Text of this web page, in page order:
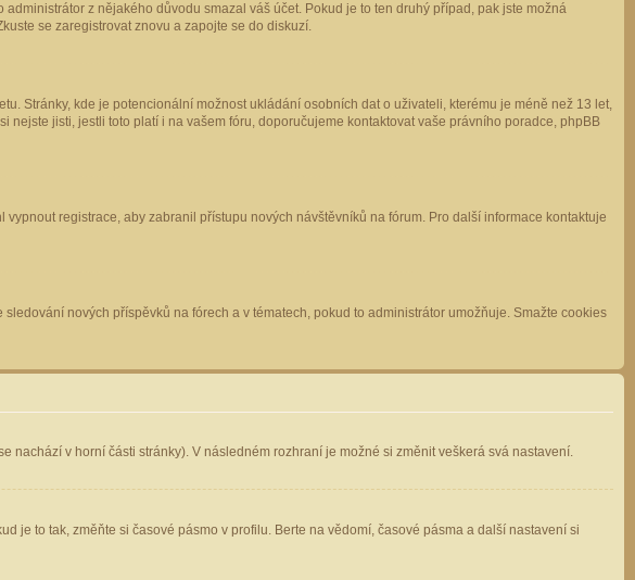
z nějakého důvodu smazal váš účet. Pokud je to ten druhý případ, pak jste možná
se zaregistrovat znovu a zapojte se do diskuzí.
Stránky, kde je potencionální možnost ukládání osobních dat o uživateli, kterému je méně než 13 let,
jisti, jestli toto platí i na vašem fóru, doporučujeme kontaktovat vaše právního poradce, phpBB
registrace, aby zabranil přístupu nových návštěvníků na fórum. Pro další informace kontaktuje
nových příspěvků na fórech a v tématech, pokud to administrátor umožňuje. Smažte cookies
nachází v horní části stránky). V následném rozhraní je možné si změnit veškerá svá nastavení.
je to tak, změňte si časové pásmo v profilu. Berte na vědomí, časové pásma a další nastavení si